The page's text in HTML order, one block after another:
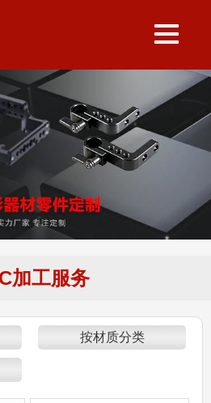
加工服务
按材质分类